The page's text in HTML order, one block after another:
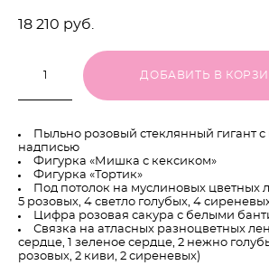
18 210 pуб.
ДОБАВИТЬ В
Пыльно розовый стеклянный гигант
надписью
Фигурка «Мишка с кексиком»
Фигурка «Тортик»
Под потолок на муслиновых цветных
5 розовых, 4 светло голубых, 4
Цифра розовая сакура с белыми
Связка на атласных разноцветных
сердце, 1 зеленое сердце, 2 нежно
розовых, 2 киви, 2 сиреневых)